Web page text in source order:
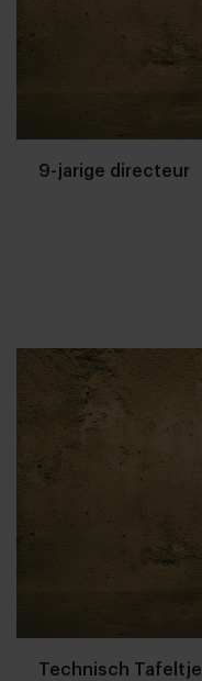
9-jarige directeur
Technisch Tafeltje